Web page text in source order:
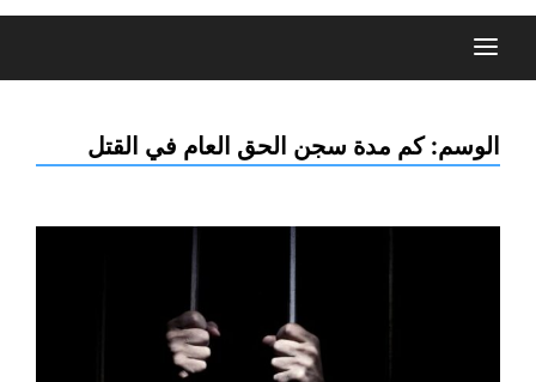
الوسم:كم مدة سجن الحق العام في القتل